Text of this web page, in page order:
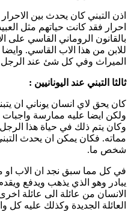
اذن التبني كان يحدث بين
احرار فقد كانت حياتهم مثل
بالقانون الروماني القاسي على
للابن من هذا الاب القاسي.
الميراث وفي كل شئ عند الرجل
ثالثا التبني عند اليونانيين :
كان يحق لاي انسان يوناني ان
ولكن ايضا عليه ممارسة واجبات
وكان يتم ذلك في حياة هذا
مماته. فكان يمكن ان يحدث
شخص ما.
في كل مما سبق نجد ان الاب
يبادر وهو الذي يذهب ويدفع
الانسان من عائلة الى عائلة
العائلة الجديدة وكذلك عليه كل